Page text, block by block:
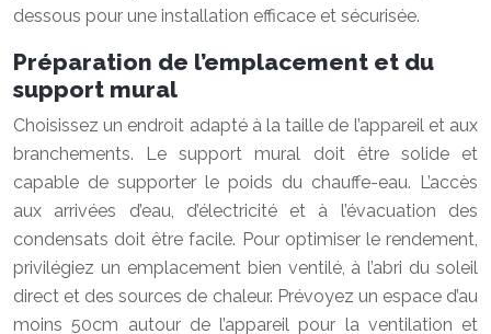
dessous pour une installation efficace et sécurisée.
Préparation de l’emplacement et du
support mural
Choisissez un endroit adapté à la taille de l’appareil et aux
branchements. Le support mural doit être solide et
capable de supporter le poids du chauffe-eau. L’accès
aux arrivées d’eau, d’électricité et à l’évacuation des
condensats doit être facile. Pour optimiser le rendement,
privilégiez un emplacement bien ventilé, à l’abri du soleil
direct et des sources de chaleur. Prévoyez un espace d’au
moins 50cm autour de l’appareil pour la ventilation et